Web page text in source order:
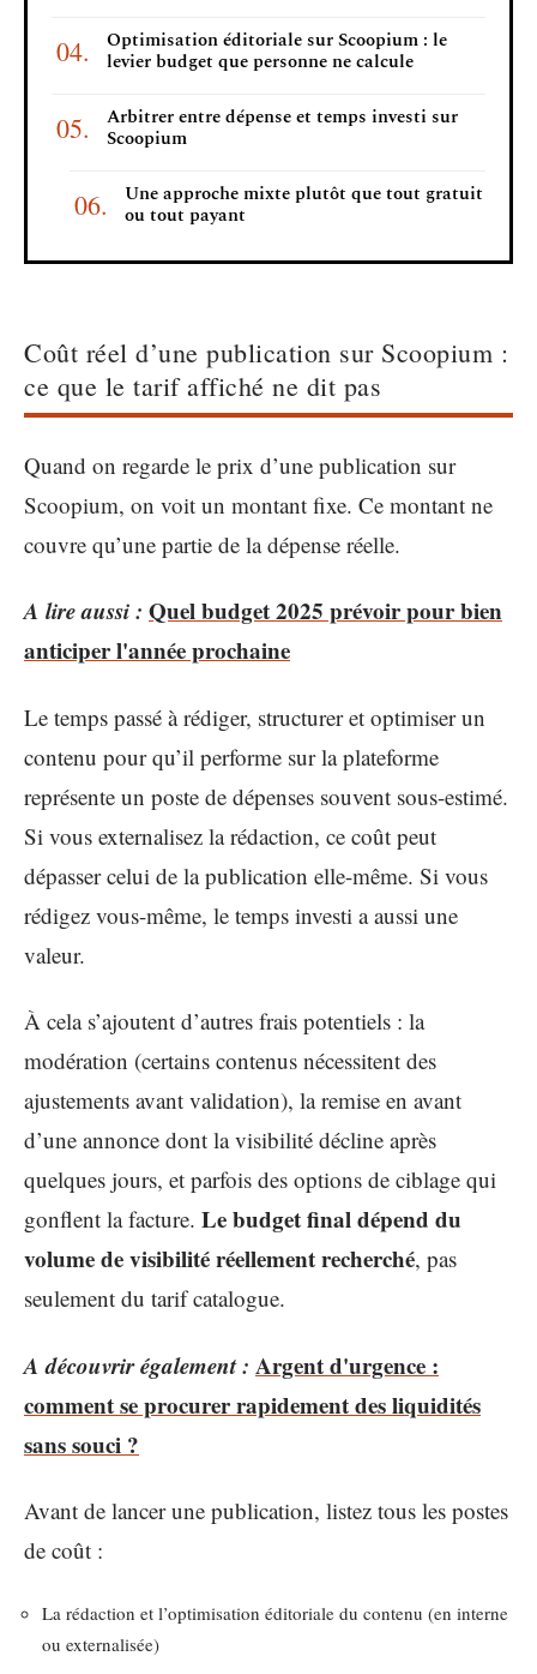
Optimisation éditoriale sur Scoopium : le
levier budget que personne ne calcule
Arbitrer entre dépense et temps investi sur
Scoopium
Une approche mixte plutôt que tout gratuit
ou tout payant
Coût réel d’une publication sur Scoopium :
ce que le tarif affiché ne dit pas
Quand on regarde le prix d’une publication sur
Scoopium, on voit un montant fixe. Ce montant ne
couvre qu’une partie de la dépense réelle.
A lire aussi : Quel budget 2025 prévoir pour bien
anticiper l'année prochaine
Le temps passé à rédiger, structurer et optimiser un
contenu pour qu’il performe sur la plateforme
représente un poste de dépenses souvent sous-estimé.
Si vous externalisez la rédaction, ce coût peut
dépasser celui de la publication elle-même. Si vous
rédigez vous-même, le temps investi a aussi une
valeur.
À cela s’ajoutent d’autres frais potentiels : la
modération (certains contenus nécessitent des
ajustements avant validation), la remise en avant
d’une annonce dont la visibilité décline après
quelques jours, et parfois des options de ciblage qui
gonflent la facture. Le budget final dépend du
volume de visibilité réellement recherché, pas
seulement du tarif catalogue.
A découvrir également : Argent d'urgence :
comment se procurer rapidement des liquidités
sans souci ?
Avant de lancer une publication, listez tous les postes
de coût :
La rédaction et l’optimisation éditoriale du contenu (en interne
ou externalisée)